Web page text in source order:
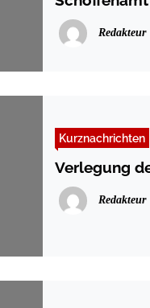
Redakteur
Kurznachrichten
Verlegung
Redakteur